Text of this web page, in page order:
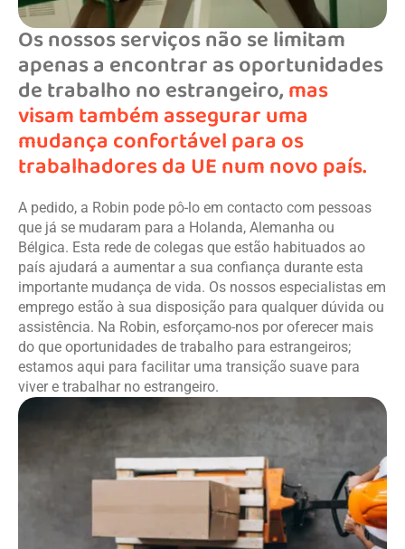
Os nossos serviços não se limitam
apenas a encontrar as oportunidades
de trabalho no estrangeiro,mas
visam também assegurar uma
mudança confortável para os
trabalhadores da UE num novo país.
A pedido, a Robin pode pô-lo em contacto com pessoas
que já se mudaram para a Holanda, Alemanha ou
Bélgica. Esta rede de colegas que estão habituados ao
país ajudará a aumentar a sua confiança durante esta
importante mudança de vida. Os nossos especialistas em
emprego estão à sua disposição para qualquer dúvida ou
assistência. Na Robin, esforçamo-nos por oferecer mais
do que oportunidades de trabalho para estrangeiros;
estamos aqui para facilitar uma transição suave para
viver e trabalhar no estrangeiro.